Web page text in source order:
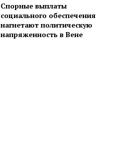
Спорные выплаты
социального обеспечения
нагнетают политическую
напряженность в Вене